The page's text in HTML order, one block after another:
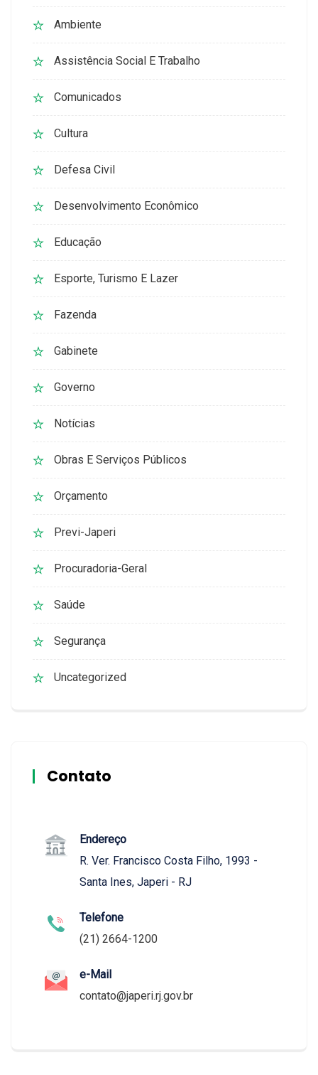
Ambiente
Assistência Social E Trabalho
Comunicados
Cultura
Defesa Civil
Desenvolvimento Econômico
Educação
Esporte, Turismo E Lazer
Fazenda
Gabinete
Governo
Notícias
Obras E Serviços Públicos
Orçamento
Previ-Japeri
Procuradoria-Geral
Saúde
Segurança
Uncategorized
Contato
Endereço
R. Ver. Francisco Costa Filho, 1993 -
Santa Ines, Japeri - RJ
Telefone
(21) 2664-1200
e-Mail
contato@japeri.rj.gov.br